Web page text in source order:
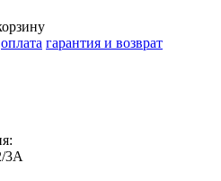
оплата гарантия и возврат
3А